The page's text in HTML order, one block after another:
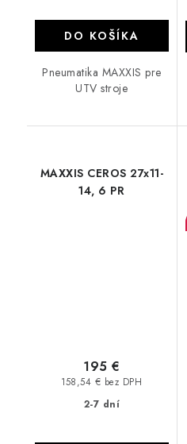
DO KOŠÍKA
Pneumatika MAXXIS pre
UTV stroje
MAXXIS CEROS 27x11-
14, 6 PR
2-7 dní
158,54 € bez DPH
195 €